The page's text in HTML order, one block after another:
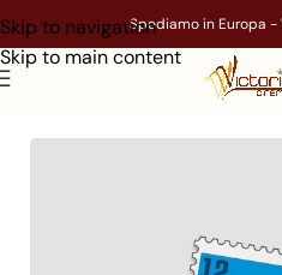
Skip to navigation
Skip to main content
Spediamo in Europa -
Francobolli Adesivi